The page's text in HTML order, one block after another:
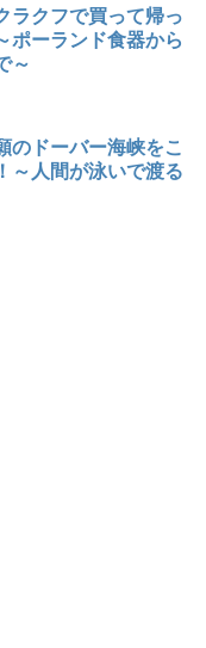
ラクフで買って帰っ
ポーランド食器から
～
のドーバー海峡をこ
～人間が泳いで渡る